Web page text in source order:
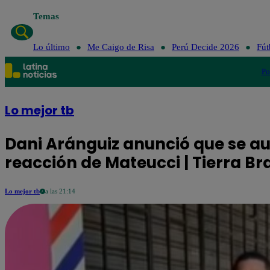
Temas
Lo último Me Caigo de Risa Perú Decide 2026
Lo mejor tb
Dani Aránguiz anunció que se
reacción de Mateucci | Tierra
Lo mejor tb a las 21:14